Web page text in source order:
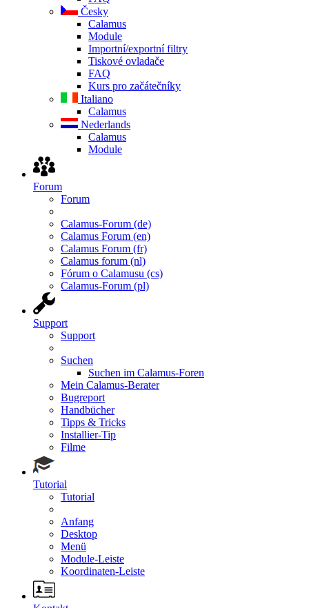
Česky
Calamus
Module
Importní/exportní filtry
Tiskové ovladače
FAQ
Kurs pro začátečníky
Italiano
Calamus
Nederlands
Calamus
Module
Forum
Forum
Calamus-Forum (de)
Calamus Forum (en)
Calamus Forum (fr)
Calamus forum (nl)
Fórum o Calamusu (cs)
Calamus-Forum (pl)
Support
Support
Suchen
Suchen im Calamus-Foren
Mein Calamus-Berater
Bugreport
Handbücher
Tipps & Tricks
Installier-Tip
Filme
Tutorial
Tutorial
Anfang
Desktop
Menü
Module-Leiste
Koordinaten-Leiste